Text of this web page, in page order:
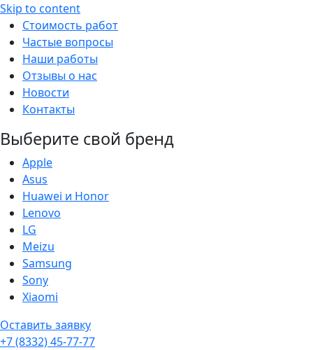
Skip to content
Стоимость работ
Частые вопросы
Наши работы
Отзывы о нас
Новости
Контакты
Выберите свой бренд
Apple
Asus
Huawei и Honor
Lenovo
LG
Meizu
Samsung
Sony
Xiaomi
Оставить заявку
+7 (8332) 45-77-77